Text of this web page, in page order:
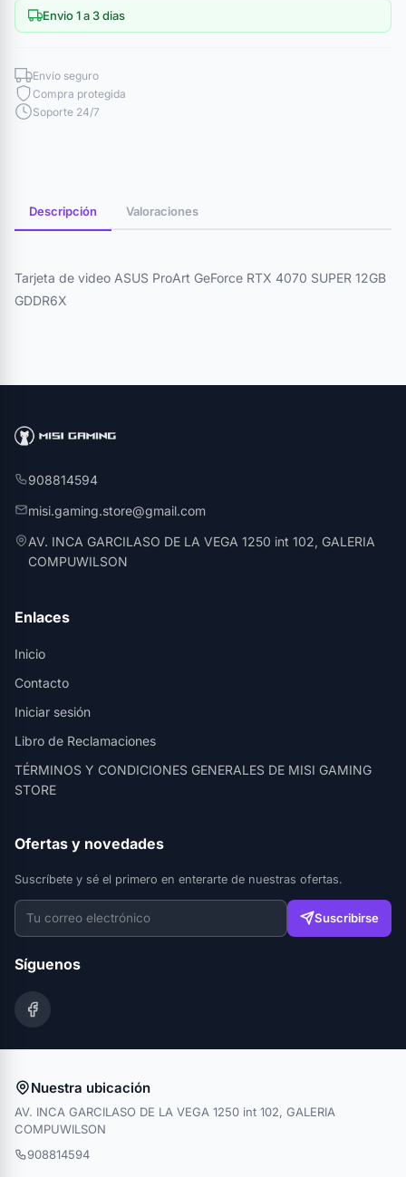
Envio 1 a 3 dias
Envío seguro
Compra protegida
Soporte 24/7
Descripción Valoraciones
Tarjeta de video ASUS ProArt GeForce RTX 4070 SUPER 12GB
GDDR6X
908814594
misi.gaming.store@gmail.com
AV. INCA GARCILASO DE LA VEGA 1250 int 102, GALERIA
COMPUWILSON
Enlaces
Inicio
Contacto
Iniciar sesión
Libro de Reclamaciones
TÉRMINOS Y CONDICIONES GENERALES DE MISI GAMING
STORE
Ofertas y novedades
Suscríbete y sé el primero en enterarte de nuestras ofertas.
Suscribirse
Síguenos
Nuestra ubicación
AV. INCA GARCILASO DE LA VEGA 1250 int 102, GALERIA
COMPUWILSON
908814594